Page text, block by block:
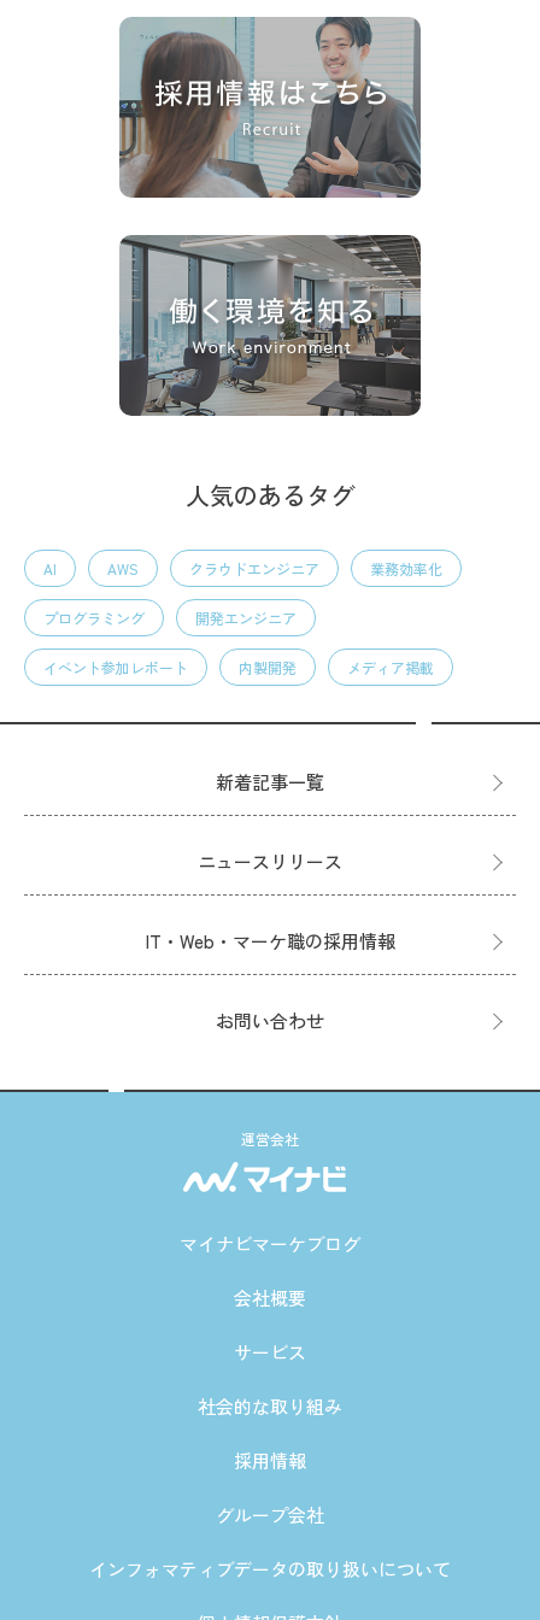
人気のあるタグ
AI AWS クラウドエンジニア 業務効率化
プログラミング 開発エンジニア
イベント参加レポート 内製開発 メディア掲載
新着記事一覧
ニュースリリース
IT・Web・マーケ職の採用情報
お問い合わせ
運営会社
マイナビマーケブログ
会社概要
サービス
社会的な取り組み
採用情報
グループ会社
インフォマティブデータの取り扱いについて